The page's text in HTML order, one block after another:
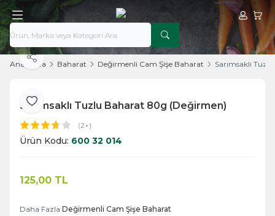
Hesabım
Ana Sayfa Baharat Değirmenli Cam Şişe Baharat Sarımsaklı
Favoriye Ekle
Paylaş
Sarımsaklı Tuzlu Baharat 80g (Değirmen)
(2+)
Ürün Kodu: 600 32 014
125,00 TL
Daha Fazla Değirmenli Cam Şişe Baharat